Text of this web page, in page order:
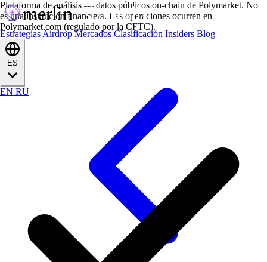
Estrategias AirdropMercados Clasificación Insiders Blog
EN RU
Plataforma de análisis — datos públicos on-chain de Polymarket. No
es una institución financiera. Las operaciones ocurren en
Polymarket.com (regulado por la CFTC).